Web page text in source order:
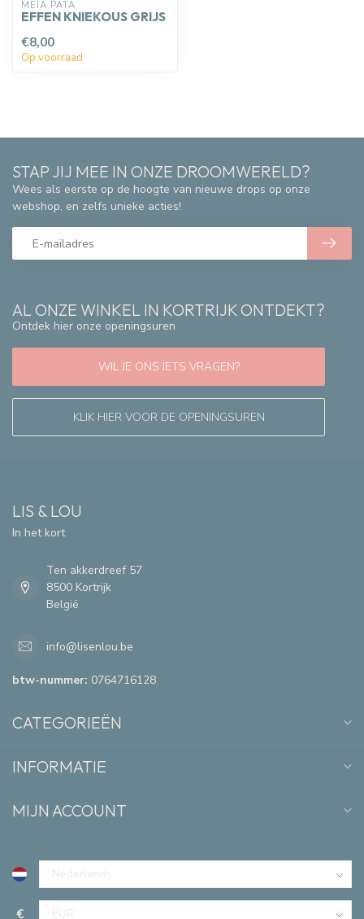
MEIA PATA
EFFEN KNIEKOUS GRIJS
€8,00
Op voorraad
AL ONZE WINKEL IN KORTRIJK ONTDEKT?
Ontdek hier onze openingsuren
WIL JE ONS IETS VRAGEN?
KLIK HIER VOOR DE OPENINGSUREN
STAP JIJ MEE IN ONZE DROOMWERELD?
Wees als eerste op de hoogte van nieuwe drops op onze
webshop, en zelfs unieke acties!
LIS & LOU
In het kort
Ten akkerdreef 57
8500 Kortrijk
België
info@lisenlou.be
btw-nummer: 0764716128
CATEGORIEËN
INFORMATIE
MIJN ACCOUNT
€